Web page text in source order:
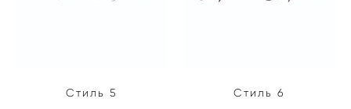
Стиль 5 Стиль 6